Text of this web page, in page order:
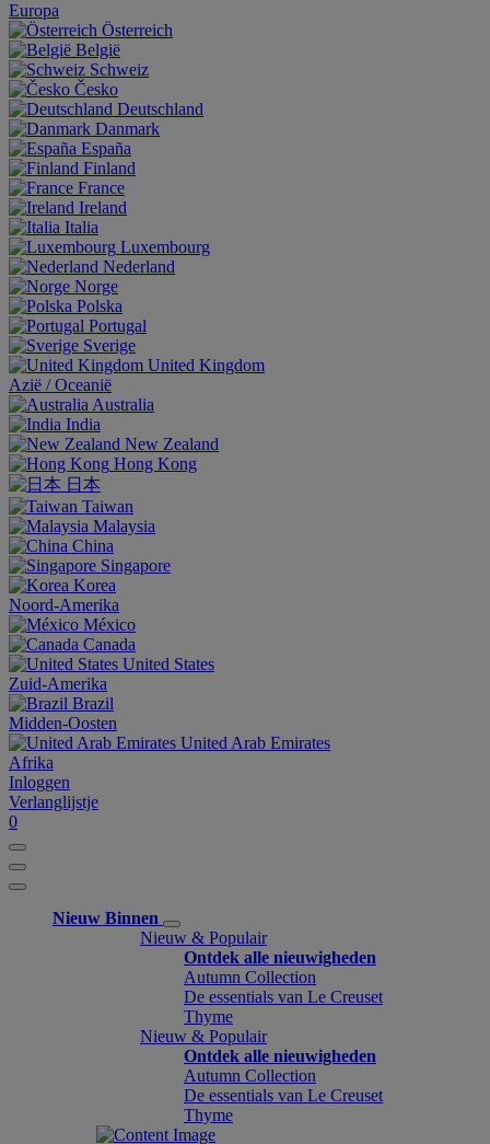
Europa
Österreich
België
Schweiz
Česko
Deutschland
Danmark
España
Finland
France
Ireland
Italia
Luxembourg
Nederland
Norge
Polska
Portugal
Sverige
United Kingdom
Aziё / Oceaniё
Australia
India
New Zealand
Hong Kong
日本
Taiwan
Malaysia
China
Singapore
Korea
Noord-Amerika
México
Canada
United States
Zuid-Amerika
Brazil
Midden-Oosten
United Arab Emirates
Afrika
Inloggen
Verlanglijstje
0
Nieuw Binnen
Nieuw & Populair
Ontdek alle nieuwigheden
Autumn Collection
De essentials van Le Creuset
Thyme
Nieuw & Populair
Ontdek alle nieuwigheden
Autumn Collection
De essentials van Le Creuset
Thyme